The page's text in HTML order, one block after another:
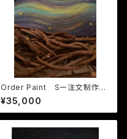
Order Paint Sー注文制作
サイズS
¥35,000